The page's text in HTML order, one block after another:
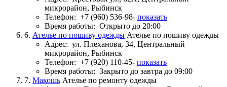
микрорайон, Рыбинск
Телефон: +7 (960) 536-98- показать
Время работы: Открыто до 20:00
6. Ателье по пошиву одежды Ателье по пошиву одежды
Адрес: ул. Плеханова, 34, Центральный
микрорайон, Рыбинск
Телефон: +7 (920) 110-45- показать
Время работы: Закрыто до завтра до 09:00
7. Макошь Ателье по ремонту одежды